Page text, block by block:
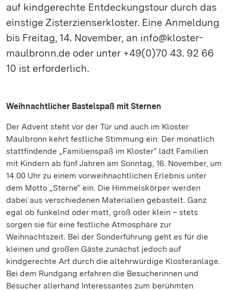
auf kindgerechte Entdeckungstour durch das
einstige Zisterzienserkloster. Eine Anmeldung
bis Freitag, 14. November, an info@kloster-
maulbronn.de oder unter +49(0)70 43. 92 66
10 ist erforderlich.
Weihnachtlicher Bastelspaß mit Sternen
Der Advent steht vor der Tür und auch im Kloster
Maulbronn kehrt festliche Stimmung ein: Der monatlich
stattfindende „Familienspaß im Kloster“ lädt Familien
mit Kindern ab fünf Jahren am Sonntag, 16. November, um
14.00 Uhr zu einem vorweihnachtlichen Erlebnis unter
dem Motto „Sterne“ ein. Die Himmelskörper werden
dabei aus verschiedenen Materialien gebastelt. Ganz
egal ob funkelnd oder matt, groß oder klein – stets
sorgen sie für eine festliche Atmosphäre zur
Weihnachtszeit. Bei der Sonderführung geht es für die
kleinen und großen Gäste zunächst jedoch auf
kindgerechte Art durch die altehrwürdige Klosteranlage.
Bei dem Rundgang erfahren die Besucherinnen und
Besucher allerhand Interessantes zum berühmten